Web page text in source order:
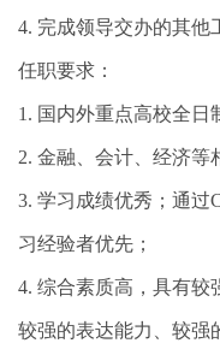
4. 完成领导交办的其他
任职要求：
1. 国内外重点高校全日
2. 金融、会计、经济等
3. 学习成绩优秀；通过
习经验者优先；
4. 综合素质高，具有较
较强的表达能力、较强